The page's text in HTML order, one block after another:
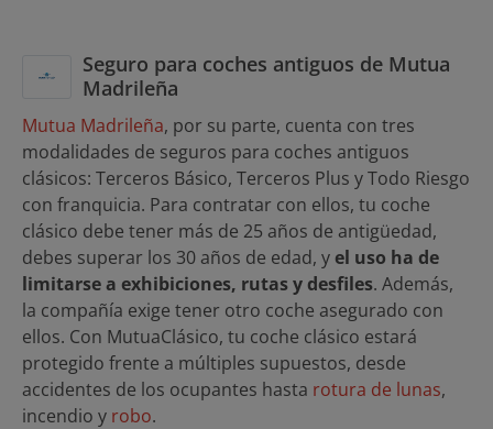
Seguro para coches antiguos de Mutua
Madrileña
Mutua Madrileña, por su parte, cuenta con tres
modalidades de seguros para coches antiguos
clásicos: Terceros Básico, Terceros Plus y Todo Riesgo
con franquicia. Para contratar con ellos, tu coche
clásico debe tener más de 25 años de antigüedad,
debes superar los 30 años de edad, y el uso ha de
limitarse a exhibiciones, rutas y desfiles. Además,
la compañía exige tener otro coche asegurado con
ellos. Con MutuaClásico, tu coche clásico estará
protegido frente a múltiples supuestos, desde
accidentes de los ocupantes hasta rotura de lunas,
incendio y robo.